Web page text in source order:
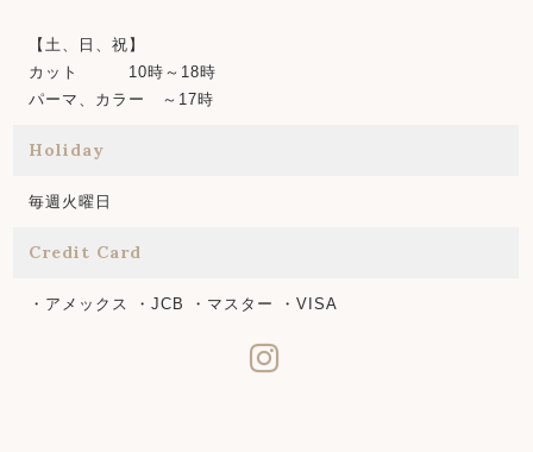
【土、日、祝】
カット 10時～18時
パーマ、カラー ～17時
Holiday
毎週火曜日
Credit Card
・アメックス ・JCB ・マスター ・VISA